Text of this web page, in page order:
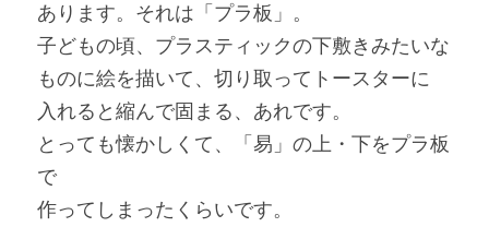
あります。それは「プラ板」。
子どもの頃、プラスティックの下敷きみたいな
ものに絵を描いて、切り取ってトースターに
入れると縮んで固まる、あれです。
とっても懐かしくて、「易」の上・下をプラ板
で
作ってしまったくらいです。